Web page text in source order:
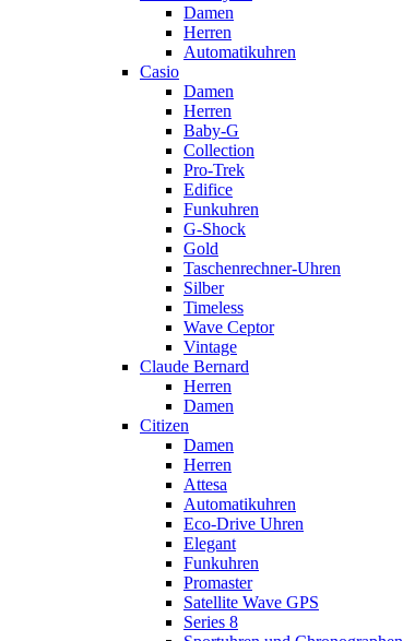
Damen
Herren
Automatikuhren
Casio
Damen
Herren
Baby-G
Collection
Pro-Trek
Edifice
Funkuhren
G-Shock
Gold
Taschenrechner-Uhren
Silber
Timeless
Wave Ceptor
Vintage
Claude Bernard
Herren
Damen
Citizen
Damen
Herren
Attesa
Automatikuhren
Eco-Drive Uhren
Elegant
Funkuhren
Promaster
Satellite Wave GPS
Series 8